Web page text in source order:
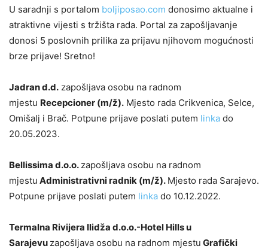
U saradnji s portalom boljiposao.com donosimo aktualne i
atraktivne vijesti s tržišta rada. Portal za zapošljavanje
donosi 5 poslovnih prilika za prijavu njihovom mogućnosti
brze prijave! Sretno!
Jadran d.d. zapošljava osobu na radnom
mjestu Recepcioner (m/ž). Mjesto rada Crikvenica, Selce,
Omišalj i Brač. Potpune prijave poslati putem linka do
20.05.2023.
Bellissima d.o.o. zapošljava osobu na radnom
mjestu Administrativni radnik (m/ž). Mjesto rada Sarajevo.
Potpune prijave poslati putem linka do 10.12.2022.
Termalna Rivijera Ilidža d.o.o.-Hotel Hills u
Sarajevu zapošljava osobu na radnom mjestu Grafički